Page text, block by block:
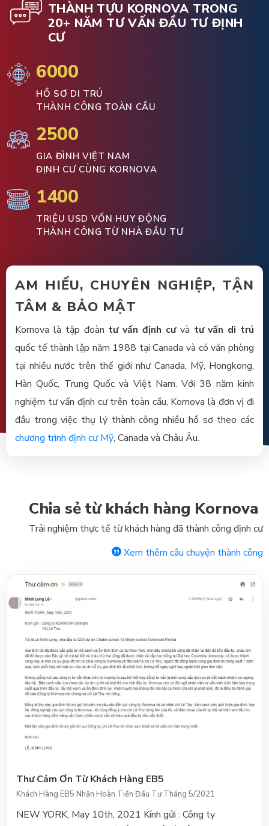
THÀNH TỰU KORNOVA TRONG
20+ NĂM TƯ VẤN ĐẦU TƯ ĐỊNH
CƯ
6000
HỒ SƠ DI TRÚ
THÀNH CÔNG TOÀN CẦU
2500
GIA ĐÌNH VIỆT NAM
ĐỊNH CƯ CÙNG KORNOVA
1400
TRIỆU USD VỐN HUY ĐỘNG
THÀNH CÔNG TỪ NHÀ ĐẦU TƯ
AM HIỂU, CHUYÊN NGHIỆP, TẬN
TÂM & BẢO MẬT
Kornova là tập đoàn tư vấn định cưvà tư vấn di trú
quốc tế thành lập năm 1988 tại Canada và có văn phòng
tại nhiều nước trên thế giới như Canada, Mỹ, Hongkong,
Hàn Quốc, Trung Quốc và Việt Nam. Với 38 năm kinh
nghiệm tư vấn định cư trên toàn cầu, Kornova là đơn vị đi
đầu trong việc thụ lý thành công nhiều hồ sơ theo các
chương trình định cư Mỹ, Canada và Châu Âu.
Chia sẻ từ khách hàng Kornova
Trải nghiệm thực tế từ khách hàng đã thành công định cư
Xem thêm câu chuyện thành công
Thư Cảm Ơn Từ Khách Hàng EB5
Khách Hàng EB5 Nhận Hoàn Tiền Đầu Tư Tháng 5/2021
NEW YORK, May 10th, 2021 Kính gửi : Công ty